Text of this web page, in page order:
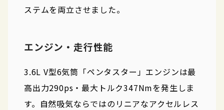
ステムを両立させました。
エンジン・走行性能
3.6L V型6気筒「ペンタスター」エンジンは最
高出力290ps・最大トルク347Nmを発生しま
す。自然吸気ならではのリニアなアクセルレス